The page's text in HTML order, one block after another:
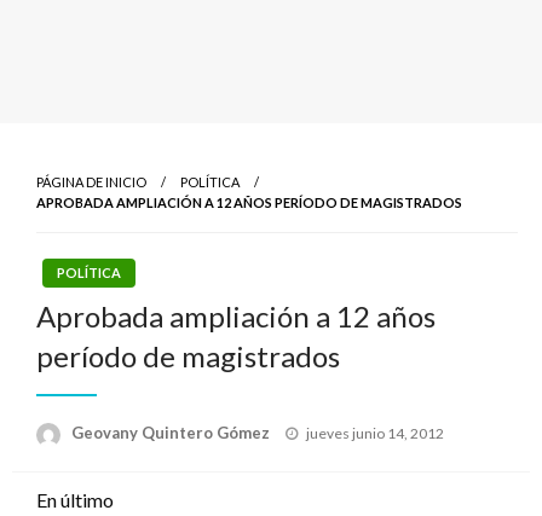
PÁGINA DE INICIO
POLÍTICA
APROBADA AMPLIACIÓN A 12 AÑOS PERÍODO DE MAGISTRADOS
POLÍTICA
Aprobada ampliación a 12 años
período de magistrados
Geovany Quintero Gómez
Publicado
jueves junio 14, 2012
En último